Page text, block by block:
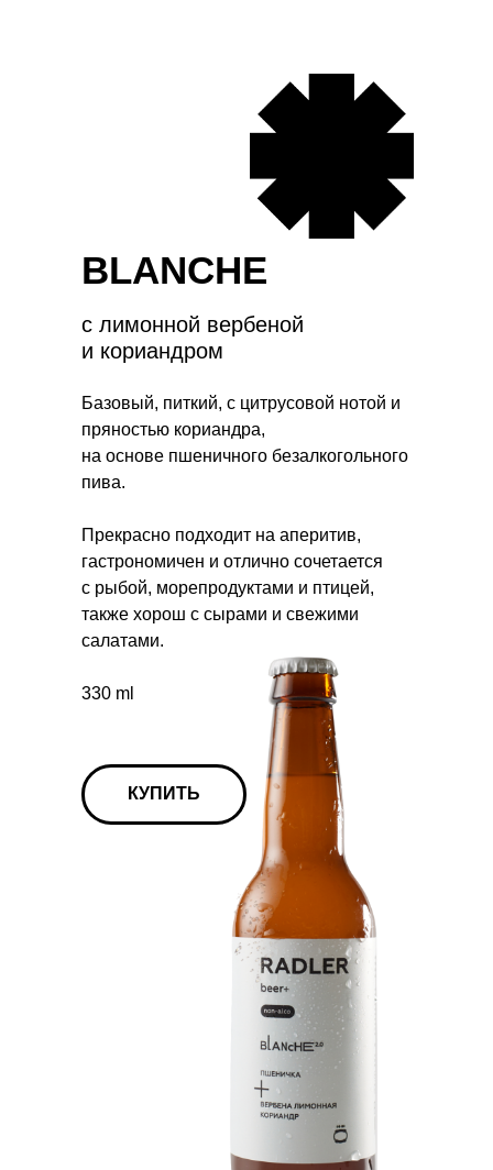
BLANCHE
с лимонной вербеной
и кориандром
Базовый, питкий, с цитрусовой нотой и
пряностью кориандра,
на основе пшеничного безалкогольного
пива.
Прекрасно подходит на аперитив,
гастрономичен и отлично сочетается
с рыбой, морепродуктами и птицей,
также хорош с сырами и свежими
салатами.
330 ml
КУПИТЬ